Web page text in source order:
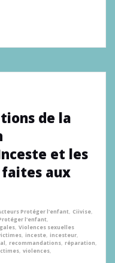
de la
et les
faites aux
Protéger l'enfant, Ciivise,
l'enfant,
, Violences sexuelles
, inceste, incesteur,
, recommandations, réparation,
, violences,